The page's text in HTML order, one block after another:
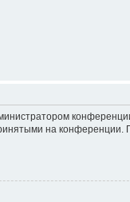
на конференции.